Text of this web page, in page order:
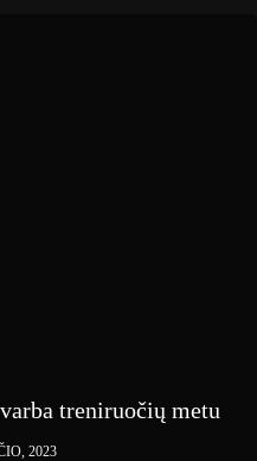
treniruočių metu
2023